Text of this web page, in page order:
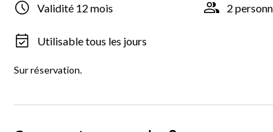
Validité 12 mois 2
Utilisable tous les jours
Sur réservation.